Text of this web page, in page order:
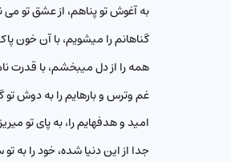
به آغوش تو پناهم، از عشق تو
گناهانم را میشویم، با آن خون
همه را از دل میبخشم، با قدرت
غم وترس و بارهایم را به دوش تو
امید و هدفهایم را، به پای تو
جدا از این دنیا شده، خود را به تو